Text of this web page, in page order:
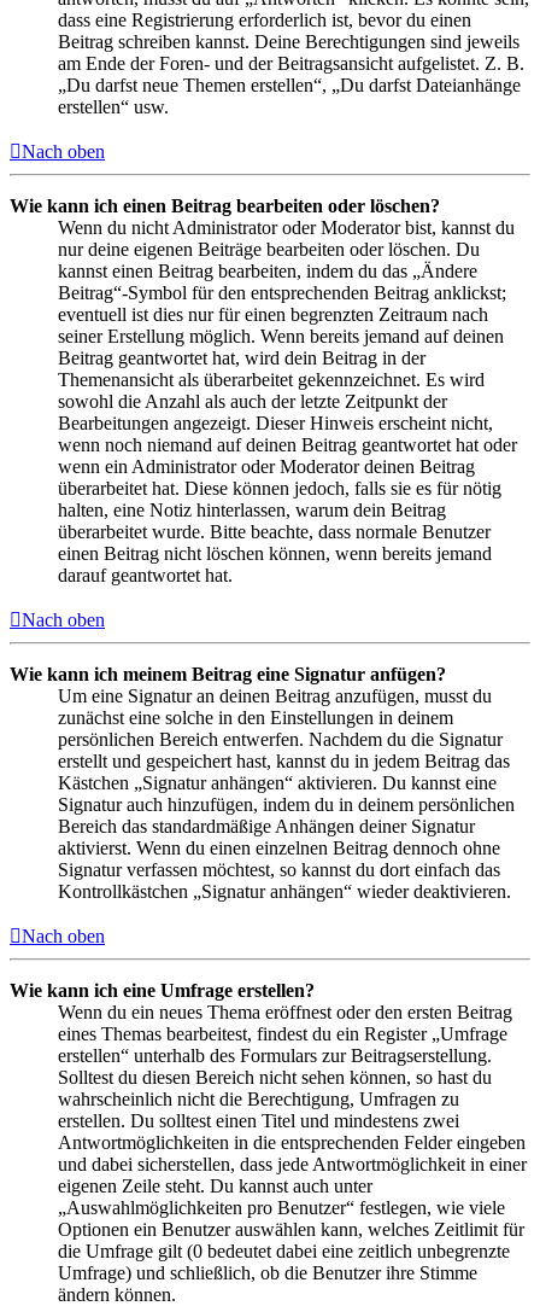
dass eine Registrierung erforderlich ist, bevor du einen
Beitrag schreiben kannst. Deine Berechtigungen sind jeweils
am Ende der Foren- und der Beitragsansicht aufgelistet. Z. B.
„Du darfst neue Themen erstellen“, „Du darfst Dateianhänge
erstellen“ usw.
Nach oben
Wie kann ich einen Beitrag bearbeiten oder löschen?
Wenn du nicht Administrator oder Moderator bist, kannst du
nur deine eigenen Beiträge bearbeiten oder löschen. Du
kannst einen Beitrag bearbeiten, indem du das „Ändere
Beitrag“-Symbol für den entsprechenden Beitrag anklickst;
eventuell ist dies nur für einen begrenzten Zeitraum nach
seiner Erstellung möglich. Wenn bereits jemand auf deinen
Beitrag geantwortet hat, wird dein Beitrag in der
Themenansicht als überarbeitet gekennzeichnet. Es wird
sowohl die Anzahl als auch der letzte Zeitpunkt der
Bearbeitungen angezeigt. Dieser Hinweis erscheint nicht,
wenn noch niemand auf deinen Beitrag geantwortet hat oder
wenn ein Administrator oder Moderator deinen Beitrag
überarbeitet hat. Diese können jedoch, falls sie es für nötig
halten, eine Notiz hinterlassen, warum dein Beitrag
überarbeitet wurde. Bitte beachte, dass normale Benutzer
einen Beitrag nicht löschen können, wenn bereits jemand
darauf geantwortet hat.
Nach oben
Wie kann ich meinem Beitrag eine Signatur anfügen?
Um eine Signatur an deinen Beitrag anzufügen, musst du
zunächst eine solche in den Einstellungen in deinem
persönlichen Bereich entwerfen. Nachdem du die Signatur
erstellt und gespeichert hast, kannst du in jedem Beitrag das
Kästchen „Signatur anhängen“ aktivieren. Du kannst eine
Signatur auch hinzufügen, indem du in deinem persönlichen
Bereich das standardmäßige Anhängen deiner Signatur
aktivierst. Wenn du einen einzelnen Beitrag dennoch ohne
Signatur verfassen möchtest, so kannst du dort einfach das
Kontrollkästchen „Signatur anhängen“ wieder deaktivieren.
Nach oben
Wie kann ich eine Umfrage erstellen?
Wenn du ein neues Thema eröffnest oder den ersten Beitrag
eines Themas bearbeitest, findest du ein Register „Umfrage
erstellen“ unterhalb des Formulars zur Beitragserstellung.
Solltest du diesen Bereich nicht sehen können, so hast du
wahrscheinlich nicht die Berechtigung, Umfragen zu
erstellen. Du solltest einen Titel und mindestens zwei
Antwortmöglichkeiten in die entsprechenden Felder eingeben
und dabei sicherstellen, dass jede Antwortmöglichkeit in einer
eigenen Zeile steht. Du kannst auch unter
„Auswahlmöglichkeiten pro Benutzer“ festlegen, wie viele
Optionen ein Benutzer auswählen kann, welches Zeitlimit für
die Umfrage gilt (0 bedeutet dabei eine zeitlich unbegrenzte
Umfrage) und schließlich, ob die Benutzer ihre Stimme
ändern können.